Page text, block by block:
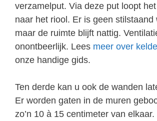
verzamelput. Via deze put loopt
naar het riool. Er is geen stilstaand
maar de ruimte blijft nattig.
onontbeerlijk. Lees meer over
onze handige gids.
Ten derde kan u ook de wanden
Er worden gaten in de muren
zo’n 10 à 15 centimeter van